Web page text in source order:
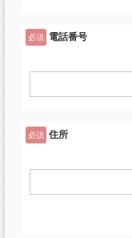
必須 電話番号
必須 住所